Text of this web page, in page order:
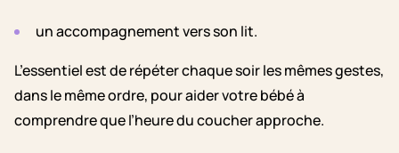
un accompagnement vers son lit.
L’essentiel est de répéter chaque soir les mêmes gestes,
dans le même ordre, pour aider votre bébé à
comprendre que l’heure du coucher approche.